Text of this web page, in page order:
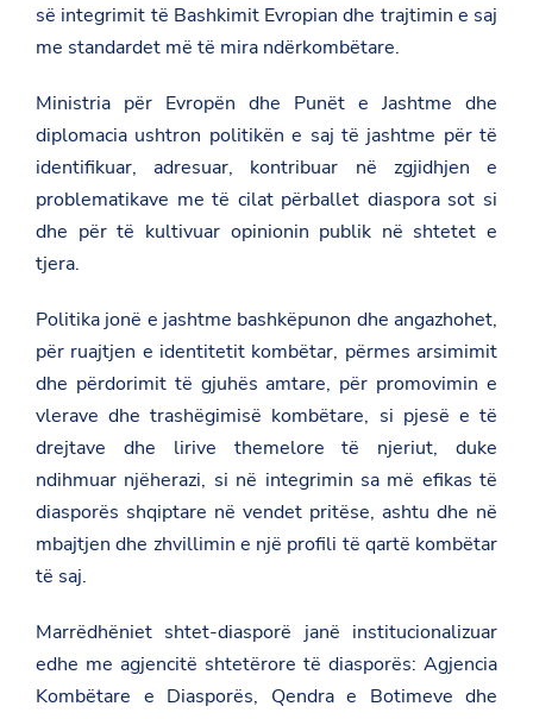
së integrimit të Bashkimit Evropian dhe trajtimin e saj
me standardet më të mira ndërkombëtare.
Ministria për Evropën dhe Punët e Jashtme dhe
diplomacia ushtron politikën e saj të jashtme për të
identifikuar, adresuar, kontribuar në zgjidhjen e
problematikave me të cilat përballet diaspora sot si
dhe për të kultivuar opinionin publik në shtetet e
tjera.
Politika jonë e jashtme bashkëpunon dhe angazhohet,
për ruajtjen e identitetit kombëtar, përmes arsimimit
dhe përdorimit të gjuhës amtare, për promovimin e
vlerave dhe trashëgimisë kombëtare, si pjesë e të
drejtave dhe lirive themelore të njeriut, duke
ndihmuar njëherazi, si në integrimin sa më efikas të
diasporës shqiptare në vendet pritëse, ashtu dhe në
mbajtjen dhe zhvillimin e një profili të qartë kombëtar
të saj.
Marrëdhëniet shtet-diasporë janë institucionalizuar
edhe me agjencitë shtetërore të diasporës: Agjencia
Kombëtare e Diasporës, Qendra e Botimeve dhe